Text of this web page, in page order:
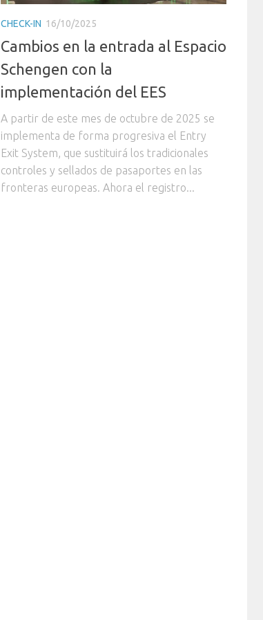
CHECK-IN 16/10/2025
Cambios en la entrada al Espacio
Schengen con la
implementación del EES
A partir de este mes de octubre de 2025 se
implementa de forma progresiva el Entry
Exit System, que sustituirá los tradicionales
controles y sellados de pasaportes en las
fronteras europeas. Ahora el registro...